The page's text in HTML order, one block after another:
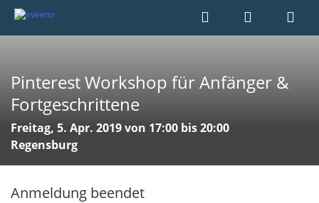
Pinterest Workshop für Anfänger &
Fortgeschrittene
Freitag, 5. Apr. 2019 von 17:00 bis 20:00
Regensburg
Anmeldung beendet